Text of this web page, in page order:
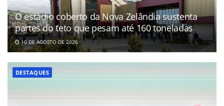
O estádio coberto da Nova Zelândia sustenta
partes do teto que pesam até 160 toneladas
10 DE AGOSTO DE 2026
DESTAQUES